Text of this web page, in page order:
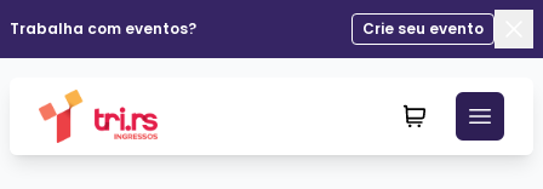
Trabalha com eventos?
Crie seu evento